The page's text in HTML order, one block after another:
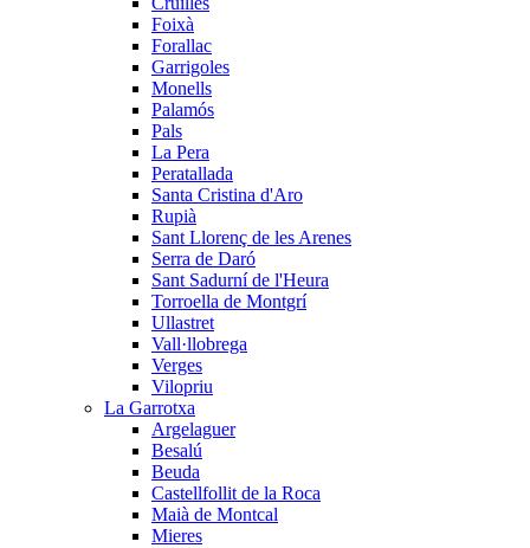
Foixà
Forallac
Garrigoles
Monells
Palamós
Pals
La Pera
Peratallada
Santa Cristina d'Aro
Rupià
Sant Llorenç de les Arenes
Serra de Daró
Sant Sadurní de l'Heura
Torroella de Montgrí
Ullastret
Vall·llobrega
Verges
Vilopriu
La Garrotxa
Argelaguer
Besalú
Beuda
Castellfollit de la Roca
Maià de Montcal
Mieres